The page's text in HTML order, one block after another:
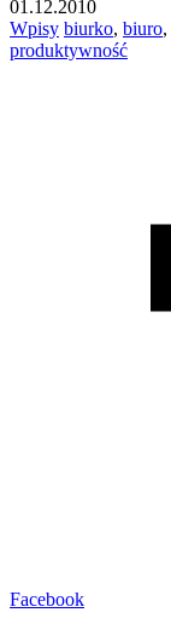
01.12.2010
Wpisy biurko, biuro,
produktywność
Facebook